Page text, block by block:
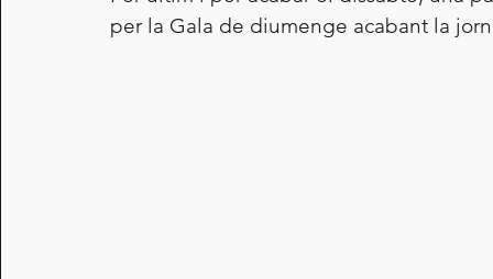
per la Gala de diumenge acabant la